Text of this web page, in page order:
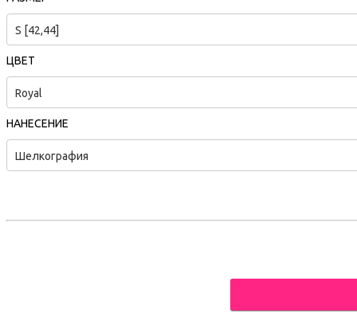
S [42,44]
ЦВЕТ
Royal
НАНЕСЕНИЕ
Шелкография